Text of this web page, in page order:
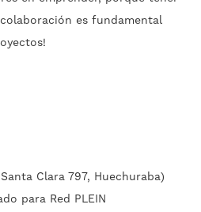
es fundamental
Clara 797, Huechuraba)
para Red PLEIN